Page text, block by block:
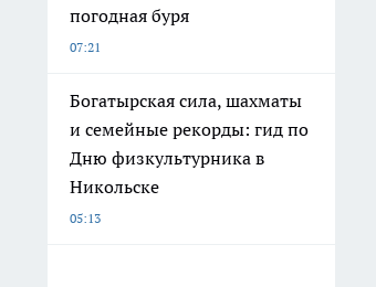
погодная буря
07:21
Богатырская сила, шахматы
и семейные рекорды: гид по
Дню физкультурника в
Никольске
05:13